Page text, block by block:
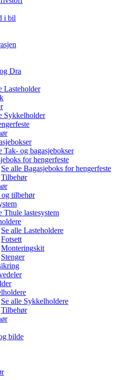
i bil
Dra
Lasteholder
Sykkelholder
Tak- og bagasjebokser
for hengerfeste
Se alle Bagasjeboks for hengerfeste
Tilbehør
tilbehør
Thule lastesystem
Se alle Lasteholdere
Fotsett
Monteringskit
Stenger
Se alle Sykkelholdere
Tilbehør
bilde